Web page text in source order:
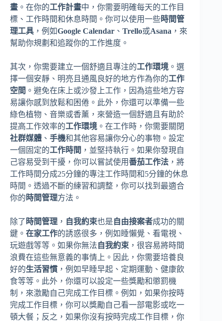
畫 。在你的工作計畫中，你需要明確每天的工作目
標、工作時間和休息時間。你可以使用一些時間管
理工具 ，例如Google Calendar 、 Trello或Asana ，來
幫助你規劃和追蹤你的工作進度。
其次，你需要建立一個舒適且專注的工作環境 。選
擇一個安靜、明亮且通風良好的地方作為你的工作
空間 。避免在床上或沙發上工作，因為這些地方容
易讓你感到放鬆和困倦。此外，你還可以準備一些
綠色植物、音樂或香薰，來營造一個舒適且有助於
提高工作效率的工作環境 。在工作時，你需要關閉
社群媒體 、 手機和其他容易讓你分心的事物。設定
一個固定的工作時間 ，並堅持執行。如果你發現自
己容易受到干擾，你可以嘗試使用番茄工作法 ，將
工作時間分成25分鐘的專注工作時間和5分鐘的休息
時間。透過不斷的練習和調整，你可以找到最適合
你的 時間管理方法。
除了 時間管理 ， 自我約束也是 自由接案者成功的關
鍵。 在家工作的誘惑很多，例如睡懶覺、看電視、
玩遊戲等等。如果你無法 自我約束 ，很容易將時間
浪費在這些無意義的事情上。因此，你需要培養良
好的生活習慣 ，例如早睡早起、定期運動、健康飲
食等等。此外，你還可以設定一些獎勵和懲罰機
制，來激勵自己完成工作目標。例如，如果你按時
完成工作目標，你可以獎勵自己看一部電影或吃一
頓大餐；反之，如果你沒有按時完成工作目標，你